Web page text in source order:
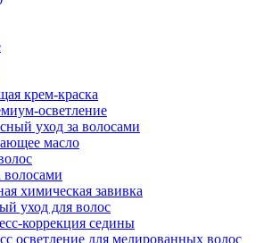
крем-краска
осветление
уход за волосами
масло
волосами
химическая завивка
уход для волос
коррекция седины
осветление для мелированных волос